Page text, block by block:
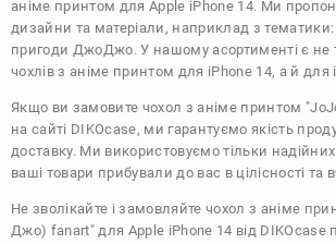
аніме принтом для Apple iPhone 14. Ми
дизайни та матеріали, наприклад з тематики:
пригоди ДжоДжо. У нашому асортименті є не
чохлів з аніме принтом для iPhone 14, а й
Якщо ви замовите чохол з аніме принтом
на сайті DIKOcase, ми гарантуємо якість
доставку. Ми використовуємо тільки
ваші товари прибували до вас в цілісності та
Не зволікайте і замовляйте чохол з аніме
Джо) fanart" для Apple iPhone 14 від DIKOcase